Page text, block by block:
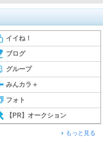
イイね！
ブログ
グループ
みんカラ＋
フォト
【PR】オークション
もっと見る